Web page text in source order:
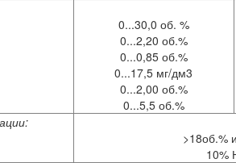
0...30,0 об. %
0...2,20 об.%
0...0,85 об.%
0...17,5 мг/дм3
0...2,00 об.%
0...5,5 об.%
>18об.%
10%